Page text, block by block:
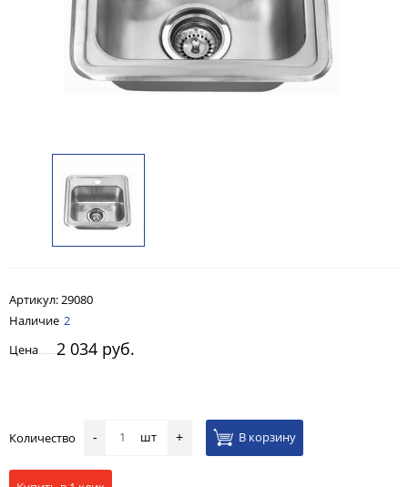
Артикул: 29080
Наличие 2
Цена
2 034 руб.
Количество - шт + В корзину